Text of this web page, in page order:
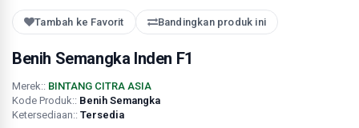
Tambah ke Favorit Bandingkan produk ini
Benih Semangka Inden F1
Merek:: BINTANG CITRA ASIA
Kode Produk:: Benih Semangka
Ketersediaan:: Tersedia